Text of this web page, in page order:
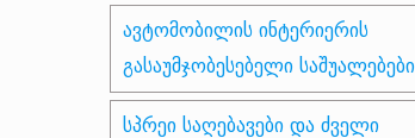
ავტომობილის ინტერიერის
გასაუმჯობესებელი საშუალებები
სპრეი საღებავები და ძველი